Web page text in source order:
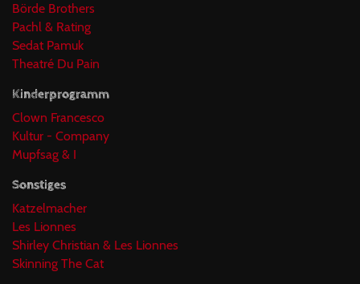
Börde Brothers
Pachl & Rating
Sedat Pamuk
Theatré Du Pain
Kinderprogramm
Clown Francesco
Kultur - Company
Mupfsag & I
Sonstiges
Katzelmacher
Les Lionnes
Shirley Christian & Les Lionnes
Skinning The Cat